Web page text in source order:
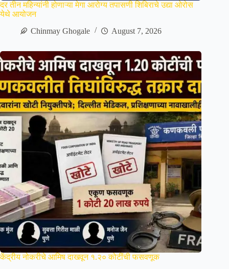
दर तीन महिन्यांनी होणाऱ्या मेगा आरोग्य तपासणी शिबिराचे उद्या ओरोस
येथे आयोजन
Chinmay Ghogale
August 7, 2026
केंद्रीय नोकरीचे आमिष दाखवून १.२० कोटींची फसवणूक